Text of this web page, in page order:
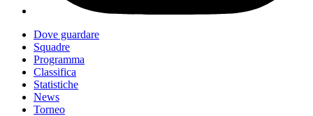
Dove guardare
Squadre
Programma
Classifica
Statistiche
News
Torneo